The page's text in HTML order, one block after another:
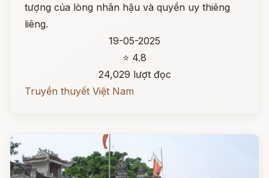
tượng của lòng nhân hậu và quyền uy thiêng
liêng.
19-05-2025
⭐ 4.8
24,029 lượt đọc
Truyền thuyết Việt Nam